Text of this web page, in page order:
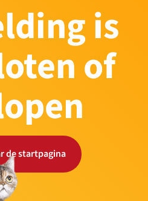
is
of
de startpagina